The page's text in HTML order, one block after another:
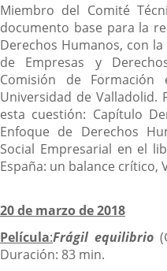
Miembro del Comité
documento base para la
Derechos Humanos, con
de Empresas y
Comisión de
Universidad de Valladolid.
esta cuestión: Capítulo
Enfoque de Derechos
Social Empresarial en el
España: un balance crítico,
20 de marzo de 2018
Película:Frágil equilibrio
Duración: 83 min.